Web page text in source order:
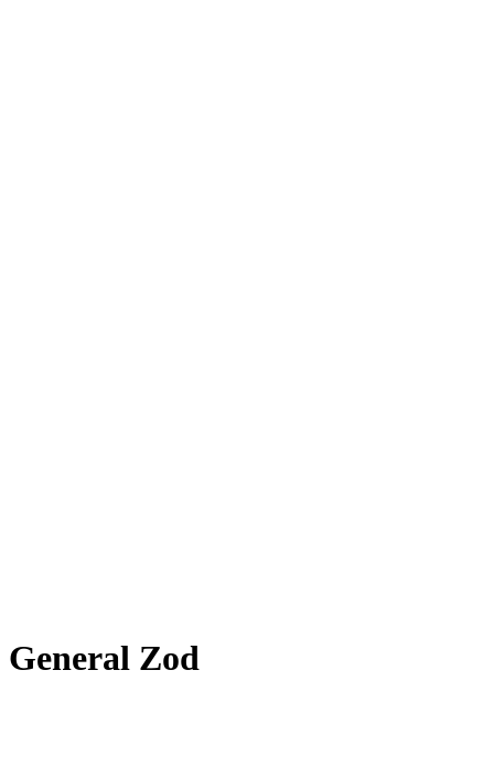
General Zod